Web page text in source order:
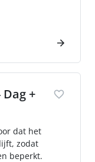
+
dat het
zodat
beperkt.